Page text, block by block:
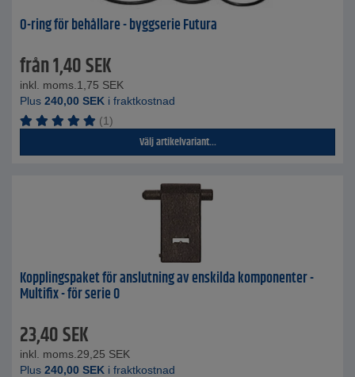
O-ring för behållare - byggserie Futura
från1,40SEK
inkl. moms. 1,75 SEK
Plus 240,00 SEK i fraktkostnad
(1)
Välj artikelvariant...
Kopplingspaket för anslutning av enskilda komponenter -
Multifix - för serie 0
23,40SEK
inkl. moms. 29,25 SEK
Plus 240,00 SEK i fraktkostnad